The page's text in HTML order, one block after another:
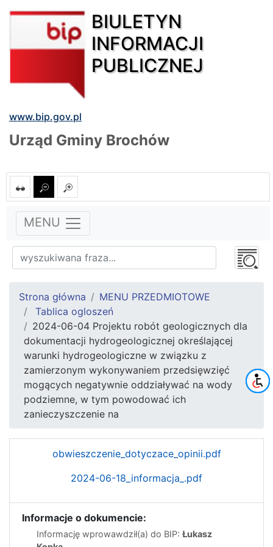
BIULETYN
INFORMACJI
PUBLICZNEJ
www.bip.gov.pl
Urząd Gminy Brochów
MENU
Strona główna
MENU PRZEDMIOTOWE
Tablica ogloszeń
2024-06-04 Projektu robót geologicznych dla
dokumentacji hydrogeologicznej określającej
warunki hydrogeologiczne w związku z
zamierzonym wykonywaniem przedsięwzięć
mogących negatywnie oddziaływać na wody
podziemne, w tym powodować ich
zanieczyszczenie na
obwieszczenie_dotyczace_opinii.pdf
2024-06-18_informacja_.pdf
Informacje o dokumencie:
Informację wprowawdził(a) do BIP: Łukasz